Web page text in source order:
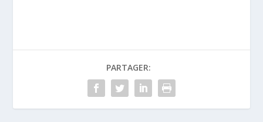
PARTAGER: